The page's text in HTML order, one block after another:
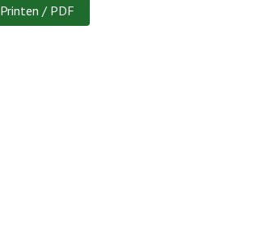
Printen / PDF